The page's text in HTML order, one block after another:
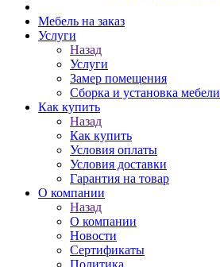
Мебель на заказ
Услуги
Назад
Услуги
Замер помещения
Сборка и установка мебели
Как купить
Назад
Как купить
Условия оплаты
Условия доставки
Гарантия на товар
О компании
Назад
О компании
Новости
Сертификаты
Политика